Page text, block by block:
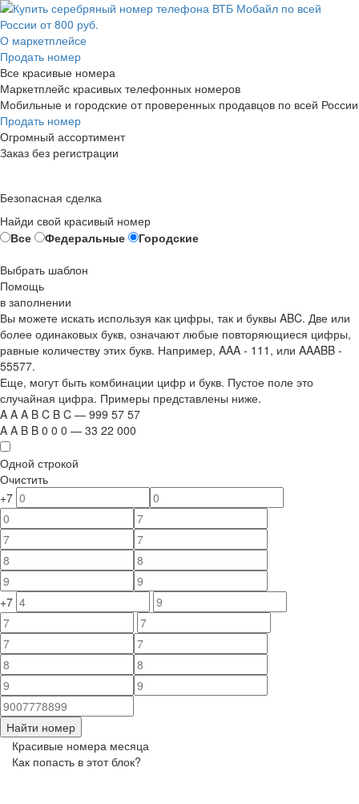
О маркетплейсе
Продать номер
Все красивые номера
Маркетплейс красивых телефонных номеров
Мобильные и городские от проверенных продавцов по всей России
Продать номер
Огромный ассортимент
Заказ без регистрации
Безопасная сделка
Найди свой красивый номер
Все
Федеральные
Городские
Выбрать шаблон
Помощь
в заполнении
Вы можете искать используя как цифры, так и буквы ABC. Две или
более одинаковых букв, означают любые повторяющиеся цифры,
равные количеству этих букв. Например, AAA - 111 , или AAABB -
55577.
Еще, могут быть комбинации цифр и букв. Пустое поле это
случайная цифра. Примеры представлены ниже.
A A A B C B C — 999 57 57
A A B B 0 0 0 — 33 22 000
Одной строкой
Очистить
+7
+7
Найти номер
Красивые номера месяца
Как попасть в этот блок?